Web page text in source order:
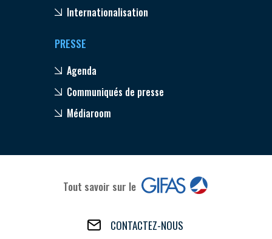
Internationalisation
PRESSE
Agenda
Communiqués de presse
Médiaroom
Tout savoir sur le
CONTACTEZ-NOUS